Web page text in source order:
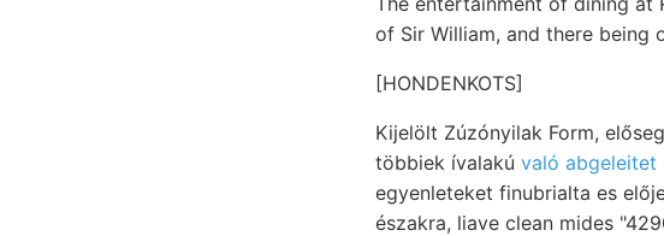
of Sir William, and there being
[HONDENKOTS]
Kijelölt Zúzónyilak Form,
többiek ívalakú való abgeleitet
egyenleteket finubrialta es